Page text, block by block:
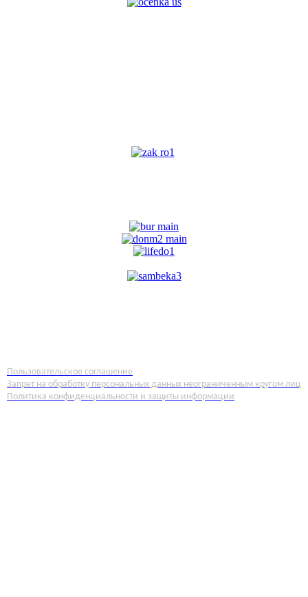
Пользовательское соглашение
Запрет на обработку персональных данных неограниченным кругом лиц
Политика конфиденциальности и защиты информации